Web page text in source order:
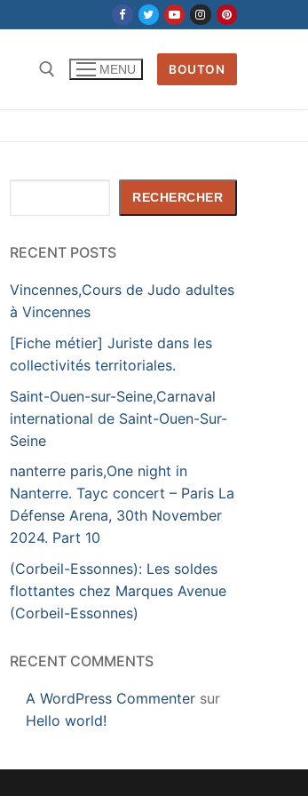
MENU BOUTON
RECHERCHER
RECENT POSTS
Vincennes,Cours de Judo adultes
à Vincennes
[Fiche métier] Juriste dans les
collectivités territoriales.
Saint-Ouen-sur-Seine,Carnaval
international de Saint-Ouen-Sur-
Seine
nanterre paris,One night in
Nanterre. Tayc concert – Paris La
Défense Arena, 30th November
2024. Part 10
(Corbeil-Essonnes): Les soldes
flottantes chez Marques Avenue
(Corbeil-Essonnes)
RECENT COMMENTS
A WordPress Commenter sur
Hello world!